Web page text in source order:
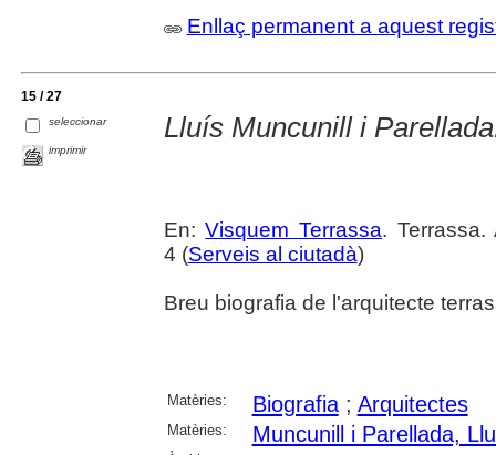
Enllaç permanent a aquest
15 / 27
seleccionar
imprimir
Lluís Muncunill i
En:Visquem Terrassa.
4 (Serveis al ciutadà)
Breu biografia de l'arquitecte
Matèries: Biografia; Arquitectes
Matèries: Muncunill i Parellada,